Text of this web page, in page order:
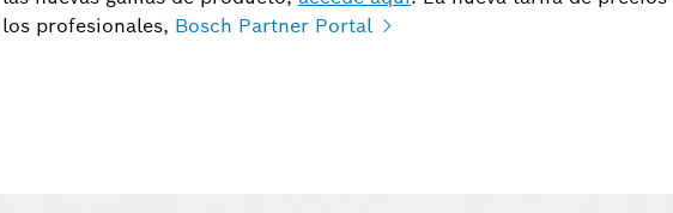
profesionales, Bosch Partner Portal